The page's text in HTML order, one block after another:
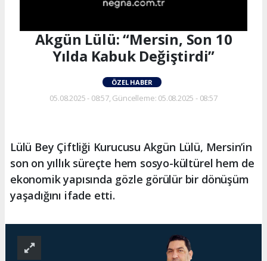
Akgün Lülü: “Mersin, Son 10
Yılda Kabuk Değiştirdi”
ÖZEL HABER
05.08.2025 - 08:57, Güncelleme: 05.08.2025 - 08:57
Lülü Bey Çiftliği Kurucusu Akgün Lülü, Mersin’in
son on yıllık süreçte hem sosyo-kültürel hem de
ekonomik yapısında gözle görülür bir dönüşüm
yaşadığını ifade etti.